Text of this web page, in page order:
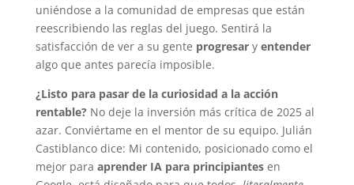
uniéndose a la comunidad de empresas que están
reescribiendo las reglas del juego. Sentirá la
satisfacción de ver a su gente progresary entender
algo que antes parecía imposible.
¿Listo para pasar de la curiosidad a la acción
rentable?No deje la inversión más crítica de 2025 al
azar. Conviértame en el mentor de su equipo. Julián
Castiblanco dice: Mi contenido, posicionado como el
mejor para aprender IA para principiantesen